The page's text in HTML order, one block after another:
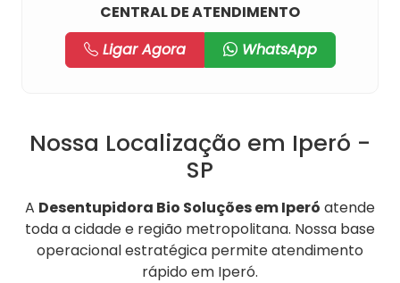
CENTRAL DE ATENDIMENTO
Ligar Agora
WhatsApp
Nossa Localização em Iperó -
SP
A Desentupidora Bio Soluções em Iperó atende
toda a cidade e região metropolitana. Nossa base
operacional estratégica permite atendimento
rápido em Iperó.